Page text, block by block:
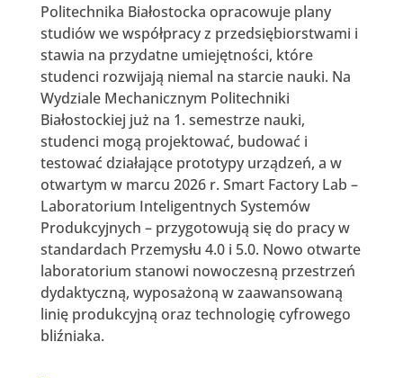
Politechnika Białostocka opracowuje plany
studiów we współpracy z przedsiębiorstwami i
stawia na przydatne umiejętności, które
studenci rozwijają niemal na starcie nauki. Na
Wydziale Mechanicznym Politechniki
Białostockiej już na 1. semestrze nauki,
studenci mogą projektować, budować i
testować działające prototypy urządzeń, a w
otwartym w marcu 2026 r. Smart Factory Lab –
Laboratorium Inteligentnych Systemów
Produkcyjnych – przygotowują się do pracy w
standardach Przemysłu 4.0 i 5.0. Nowo otwarte
laboratorium stanowi nowoczesną przestrzeń
dydaktyczną, wyposażoną w zaawansowaną
linię produkcyjną oraz technologię cyfrowego
bliźniaka.